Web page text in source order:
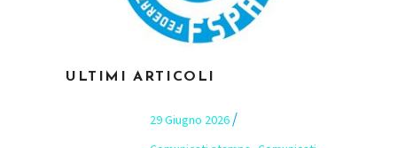
ULTIMI ARTICOLI
29 Giugno 2026